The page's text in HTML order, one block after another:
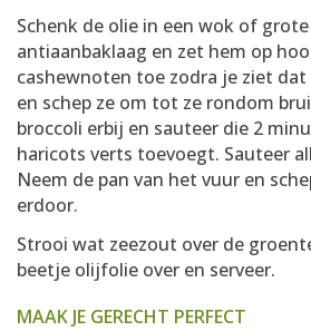
Schenk de olie in een wok of
antiaanbaklaag en zet hem op
cashewnoten toe zodra je ziet
en schep ze om tot ze rondom
broccoli erbij en sauteer die 2
haricots verts toevoegt. Sauteer
Neem de pan van het vuur en
erdoor.
Strooi wat zeezout over de
beetje olijfolie over en serveer.
MAAK JE GERECHT PERFECT